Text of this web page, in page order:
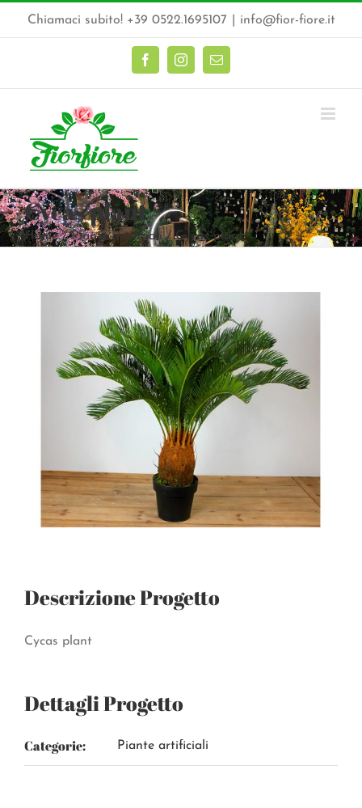
contenuto
Chiamaci subito! +39 0522.1695107 info@fior-fiore.it
FacebookInstagramEmail
Cycas plant
Home Piante artificiali Cycas plant
Descrizione Progetto
Cycas plant
Dettagli Progetto
Categorie: Piante artificiali